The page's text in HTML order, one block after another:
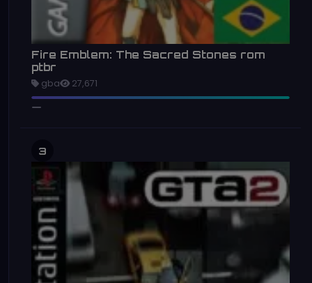
Fire Emblem: The Sacred Stones rom
ptbr
gba 27,671
3